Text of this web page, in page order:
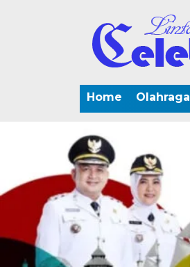
Home Olahraga